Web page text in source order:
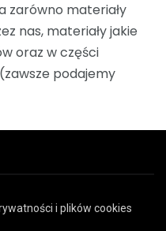
zarówno materiały
nas, materiały jakie
oraz w części
podajemy
i plików cookies